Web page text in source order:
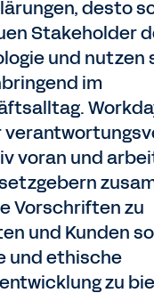
desto
Stakeholder
und nutzen
im
voran und
Vorschriften zu
und Kunden
und ethische
zu